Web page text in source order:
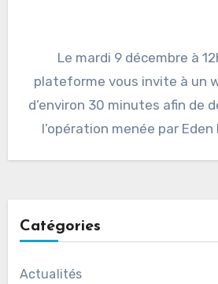
Le mardi 9 décembre à
plateforme vous invite à un
d’environ 30 minutes afin de
l’opération menée par
Catégories
Actualités